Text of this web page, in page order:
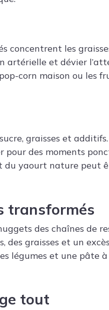
concentrent les
artérielle et dévier
corn maison ou les
graisses et
des moments
du yaourt nature peut
transformés
des chaînes de
graisses et un
légumes et une pâte
tout